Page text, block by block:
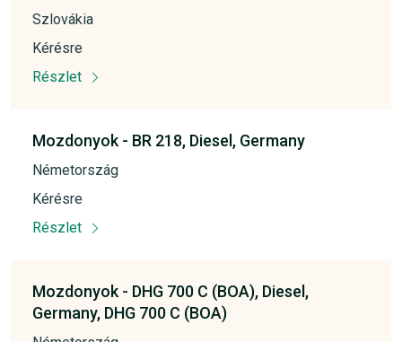
Szlovákia
Kérésre
Részlet
Mozdonyok - BR 218, Diesel, Germany
Németország
Kérésre
Részlet
Mozdonyok - DHG 700 C (BOA), Diesel,
Germany, DHG 700 C (BOA)